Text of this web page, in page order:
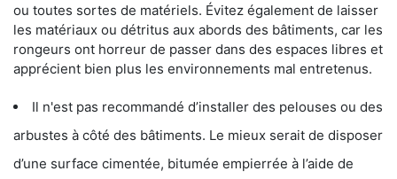
ou toutes sortes de matériels. Évitez également de laisser
les matériaux ou détritus aux abords des bâtiments, car les
rongeurs ont horreur de passer dans des espaces libres et
apprécient bien plus les environnements mal entretenus.
Il n'est pas recommandé d’installer des pelouses ou des
arbustes à côté des bâtiments. Le mieux serait de disposer
d’une surface cimentée, bitumée empierrée à l’aide de